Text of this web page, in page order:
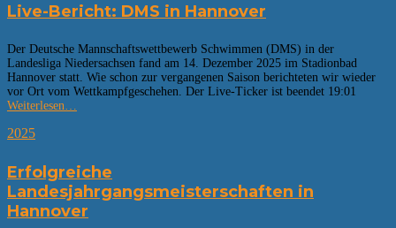
Live-Bericht: DMS in Hannover
Der Deutsche Mannschaftswettbewerb Schwimmen (DMS) in der
Landesliga Niedersachsen fand am 14. Dezember 2025 im Stadionbad
Hannover statt. Wie schon zur vergangenen Saison berichteten wir wieder
vor Ort vom Wettkampfgeschehen. Der Live-Ticker ist beendet 19:01
Weiterlesen…
2025
Erfolgreiche
Landesjahrgangsmeisterschaften in
Hannover